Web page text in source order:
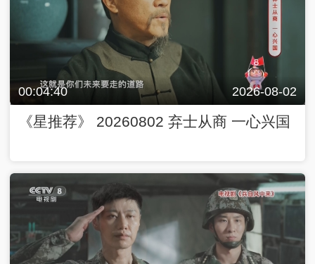
00:04:40 2026-08-02
《星推荐》 20260802 弃士从商 一心兴国